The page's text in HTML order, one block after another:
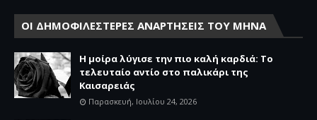
ΟΙ ΔΗΜΟΦΙΛΕΣΤΕΡΕΣ ΑΝΑΡΤΗΣΕΙΣ ΤΟΥ ΜΗΝΑ
Η μοίρα λύγισε την πιο καλή καρδιά: Το
τελευταίο αντίο στο παλικάρι της
Καισαρειάς
Παρασκευή, Ιουλίου 24, 2026